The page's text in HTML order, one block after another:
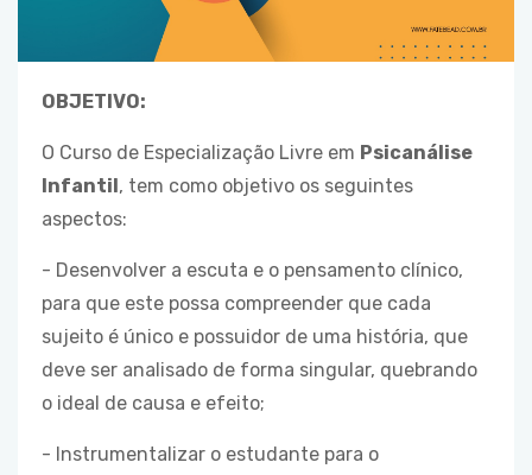
OBJETIVO:
O Curso de Especialização Livre em Psicanálise
Infantil, tem como objetivo os seguintes
aspectos:
- Desenvolver a escuta e o pensamento clínico,
para que este possa compreender que cada
sujeito é único e possuidor de uma história, que
deve ser analisado de forma singular, quebrando
o ideal de causa e efeito;
- Instrumentalizar o estudante para o